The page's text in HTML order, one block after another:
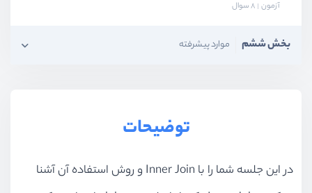
آزمون 8 سوال
بخش ششم موارد پیشرفته
توضیحات
در این جلسه شما را با Inner Join و روش استفاده آن آشنا